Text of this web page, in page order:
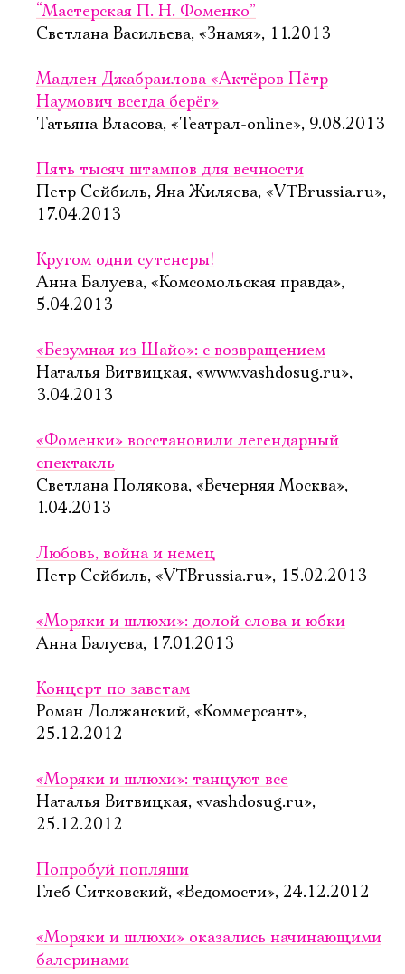
“Мастерская П. Н. Фоменко”
Светлана Васильева, «Знамя», 11.2013
Мадлен Джабраилова «Актёров Пётр
Наумович всегда берёг»
Татьяна Власова, «Театрал-online», 9.08.2013
Пять тысяч штампов для вечности
Петр Сейбиль, Яна Жиляева, «VTBrussia.ru»,
17.04.2013
Кругом одни сутенеры!
Анна Балуева, «Комсомольская правда»,
5.04.2013
«Безумная из Шайо»: с возвращением
Наталья Витвицкая, «www.vashdosug.ru»,
3.04.2013
«Фоменки» восстановили легендарный
спектакль
Светлана Полякова, «Вечерняя Москва»,
1.04.2013
Любовь, война и немец
Петр Сейбиль, «VTBrussia.ru», 15.02.2013
«Моряки и шлюхи»: долой слова и юбки
Анна Балуева, 17.01.2013
Концерт по заветам
Роман Должанский, «Коммерсант»,
25.12.2012
«Моряки и шлюхи»: танцуют все
Наталья Витвицкая, «vashdosug.ru»,
25.12.2012
Попробуй попляши
Глеб Ситковский, «Ведомости», 24.12.2012
«Моряки и шлюхи» оказались начинающими
балеринами